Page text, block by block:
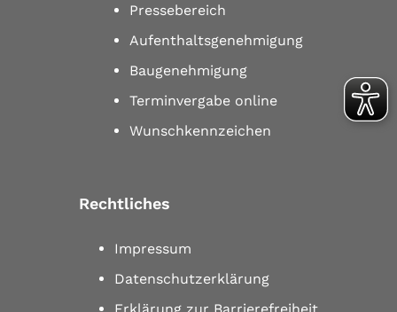
Pressebereich
Aufenthaltsgenehmigung
Baugenehmigung
Terminvergabe online
Wunschkennzeichen
Rechtliches
Impressum
Datenschutzerklärung
Erklärung zur Barrierefreiheit